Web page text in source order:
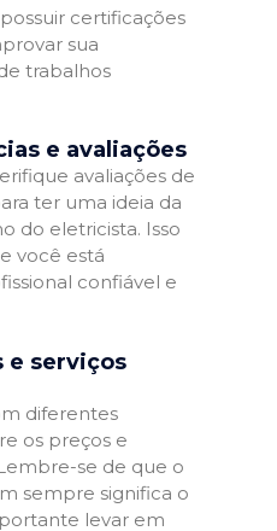
certificações
sua
trabalhos
e avaliações
avaliações de
ter uma ideia da
do eletricista. Isso
você está
confiável e
e serviços
diferentes
os preços e
se de que o
sempre significa o
levar em